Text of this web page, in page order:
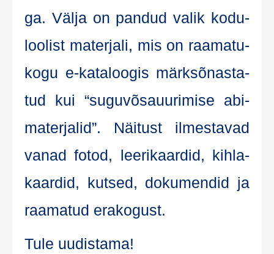
ga. Väl­ja on pan­dud valik kodu­
loolist mater­ja­li, mis on raa­ma­tu­
ko­gu e‑kataloogis märk­sõ­nas­ta­
tud kui “sugu­võ­sauu­ri­mise abi­
ma­ter­ja­lid”. Näi­tust ilmes­ta­vad
vanad fotod, lee­ri­kaar­did, kih­la­
kaar­did, kut­sed, doku­men­did ja
raa­ma­tud erakogust.
Tule uudis­ta­ma!